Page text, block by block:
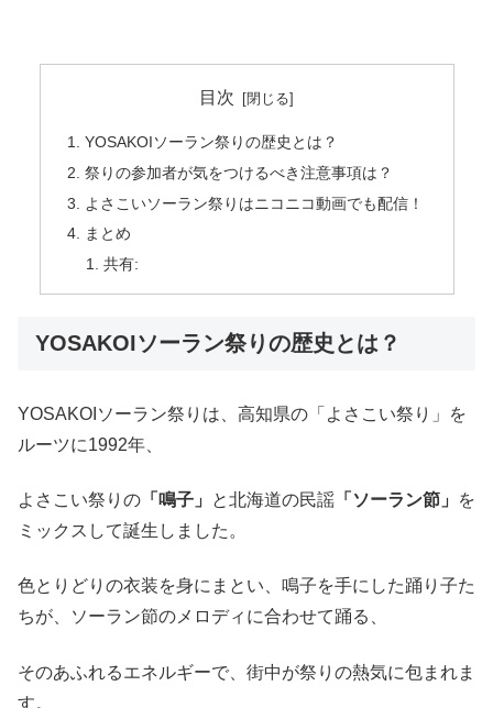
目次
YOSAKOIソーラン祭りの歴史とは？
祭りの参加者が気をつけるべき注意事項は？
よさこいソーラン祭りはニコニコ動画でも配信！
まとめ
共有:
YOSAKOIソーラン祭りの歴史とは？
YOSAKOIソーラン祭りは、高知県の「よさこい祭り」を
ルーツに1992年、
よさこい祭りの 「鳴子」 と北海道の民謡 「ソーラン節」
を
ミックスして誕生しました。
色とりどりの衣装を身にまとい、鳴子を手にした踊り子た
ちが、ソーラン節のメロディに合わせて踊る、
そのあふれるエネルギーで、街中が祭りの熱気に包まれま
す。